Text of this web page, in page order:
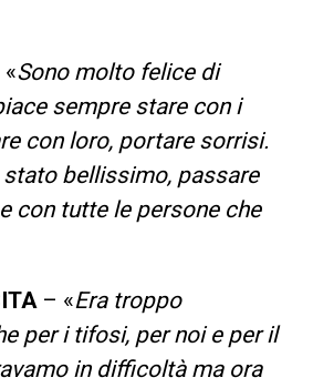
Sono molto felice di
sempre stare con i
con loro, portare sorrisi.
stato bellissimo, passare
con tutte le persone che
– «Era troppo
per i tifosi, per noi e per il
in difficoltà ma ora